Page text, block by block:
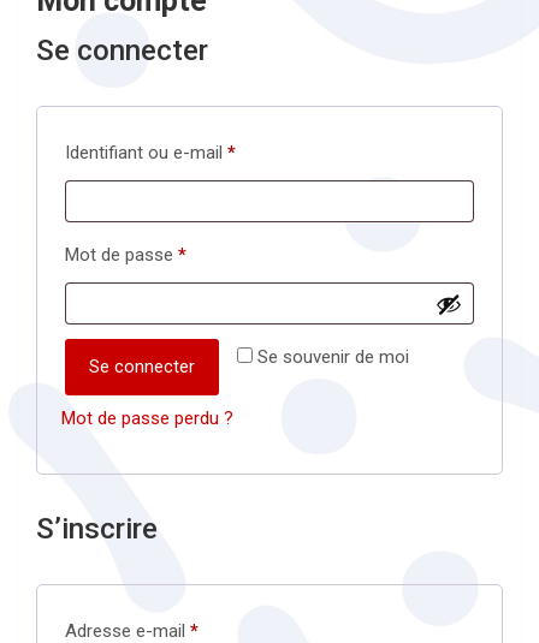
Se connecter
Identifiant ou e-mail *Obligatoire
Mot de passe *Obligatoire
Se souvenir de moi
Se connecter
Mot de passe perdu ?
S’inscrire
Adresse e-mail *Obligatoire